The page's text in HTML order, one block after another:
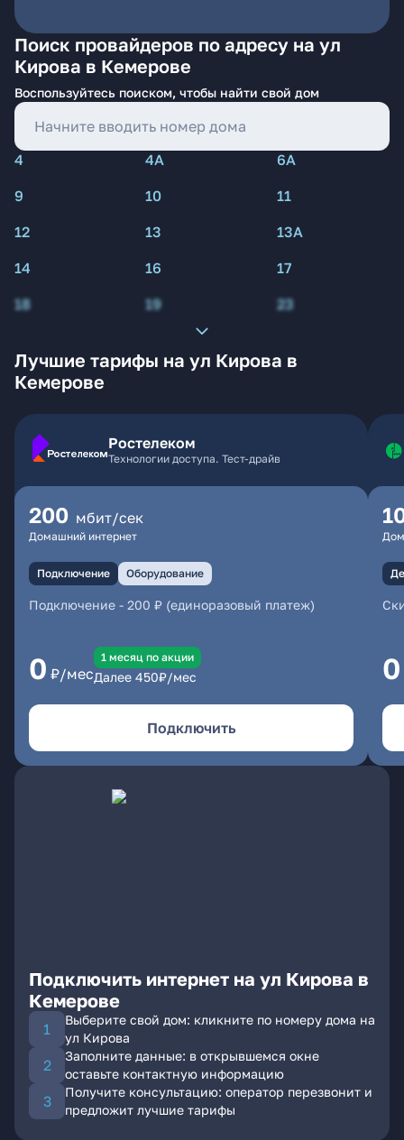
Поиск провайдеров по адресу на ул
Кирова в Кемерове
Воспользуйтесь поиском, чтобы найти свой дом
4 4А
6А
9
10
11
12
13
13А
14
16
17
18
19 23
Лучшие тарифы на ул Кирова в
Кемерове
Ростелеком
Технологии доступа. Тест-драйв
200 мбит/сек
Домашний интернет
Подключение Оборудование
Подключение - 200 ₽ (единоразовый платеж)
0 ₽/мес
1 месяц по акции
Далее 450₽/мес
Подключить
0
Подключить интернет на ул Кирова в
Кемерове
Выберите свой дом: кликните по номеру дома на
ул Кирова
Заполните данные: в открывшемся окне
оставьте контактную информацию
Получите консультацию: оператор перезвонит и
предложит лучшие тарифы